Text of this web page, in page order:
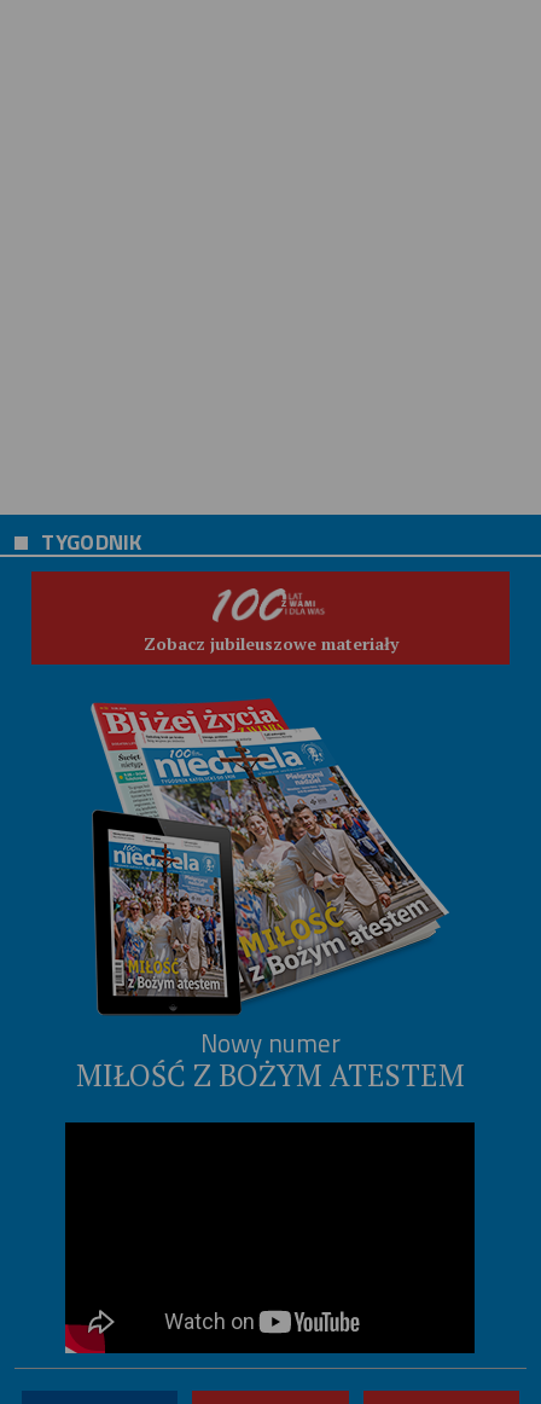
TYGODNIK
Zobacz jubileuszowe materiały
Nowy numer
MIŁOŚĆ Z BOŻYM ATESTEM